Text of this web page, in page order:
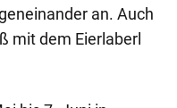
an. Auch
mit dem Eierlaberl